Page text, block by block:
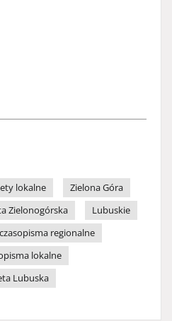
lokalne
Zielona Góra
Zielonogórska
Lubuskie
czasopisma regionalne
lokalne
Lubuska